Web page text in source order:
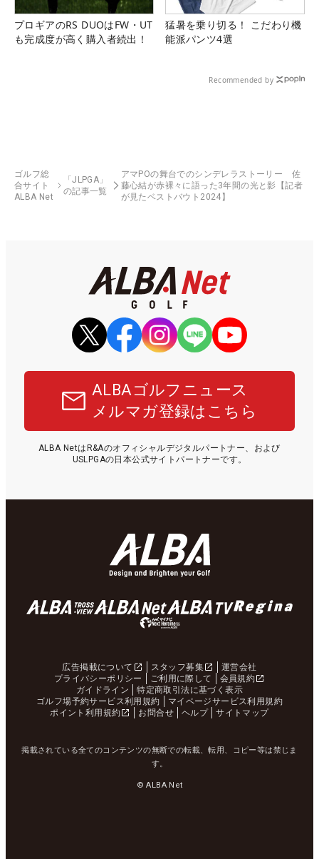
プロギアのRS DUOはFW・UT
も完成度が高く購入者続出！
猛暑を乗り切る！ こだわり機
能派パンツ4選
Recommended by
ゴルフ総
合サイト
ALBA Net
「JLPGA」
の記事一覧
アマPOの舞台でのシンデレラストーリー 佐
藤心結が赤裸々に語った3年間の光と影【記者
が見たベストバウト2024】
ALBAゴルフニュース
メルマガ登録はこちら
ALBA NetはR&Aのオフィシャルデジタルパートナー、および
USLPGAの日本公式サイトパートナーです。
広告掲載について スタッフ募集
運営会社
プライバシーポリシー
ご利用に際して
会員規約
ガイドライン
特定商取引法に基づく表示
ゴルフ場予約サービス利用規約
マイページサービス利用規約
ポイント利用規約
お問合せ ヘルプ サイトマップ
掲載されている全てのコンテンツの無断での転載、転用、コピー等は禁じま
す。
© ALBA Net